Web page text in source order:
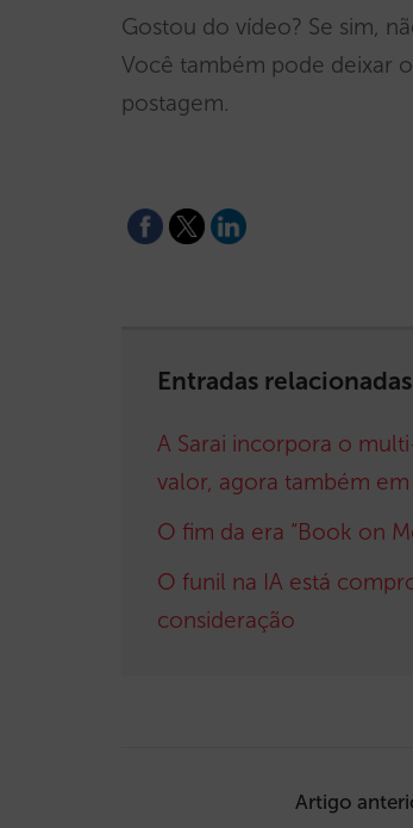
Gostou do vídeo? Se sim,
Você também pode deixar
postagem.
Entradas relacionadas
A Sarai incorpora o
valor, agora também
O fim da era “Book on
O funil na IA está
consideração
Artigo